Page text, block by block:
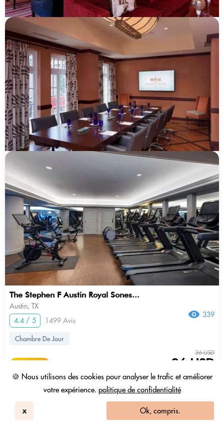
🍪 Nous utilisons des cookies pour analyser le trafic et améliorer
votre expérience. politique de confidentialité
x Ok, compris.
The Stephen F Austin Royal Sones...
Austin, TX
4.4 / 5
1499 Avis
339
Chambre De Jour
36 USD
26 USD
+ Taxes et frais
11am - 5pm afficher plus
Pass piscine inclus